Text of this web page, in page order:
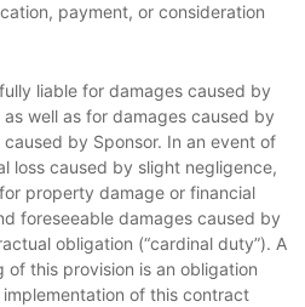
payment, or consideration
liable for damages caused by
well as for damages caused by
by Sponsor. In an event of
loss caused by slight negligence,
property damage or financial
foreseeable damages caused by
obligation (“cardinal duty”). A
this provision is an obligation
of this contract